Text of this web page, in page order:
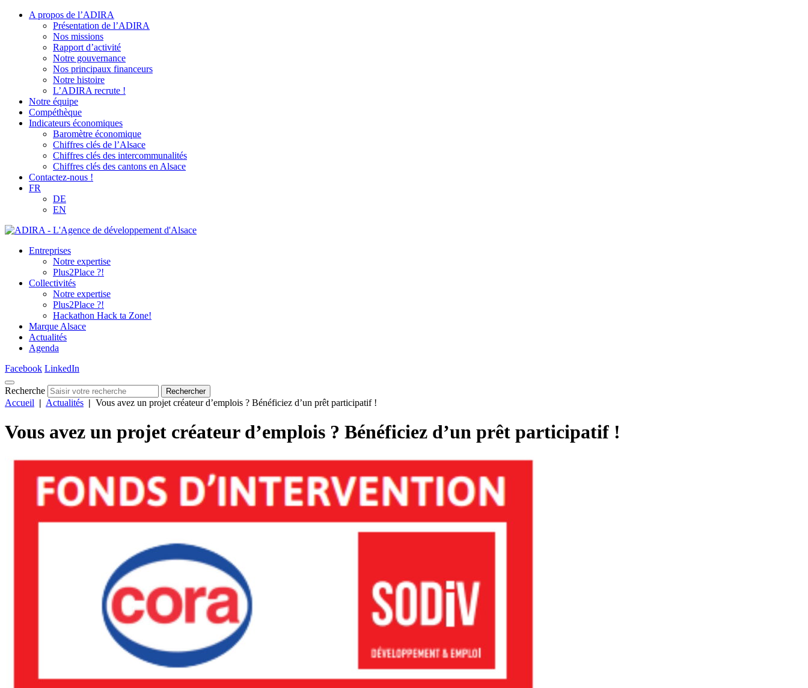
A propos de l’ADIRA
Présentation de l’ADIRA
Nos missions
Rapport d’activité
Notre gouvernance
Nos principaux financeurs
Notre histoire
L’ADIRA recrute !
Notre équipe
Compéthèque
Indicateurs économiques
Baromètre économique
Chiffres clés de l’Alsace
Chiffres clés des intercommunalités
Chiffres clés des cantons en Alsace
Contactez-nous !
FR
DE
EN
Entreprises
Notre expertise
Plus2Place ?!
Collectivités
Notre expertise
Plus2Place ?!
Hackathon Hack ta Zone!
Marque Alsace
Actualités
Agenda
Facebook LinkedIn
Recherche Rechercher
Accueil | Actualités | Vous avez un projet créateur d’emplois ? Bénéficiez d’un prêt participatif !
Vous avez un projet créateur d’emplois ? Bénéficiez d’un prêt participatif !